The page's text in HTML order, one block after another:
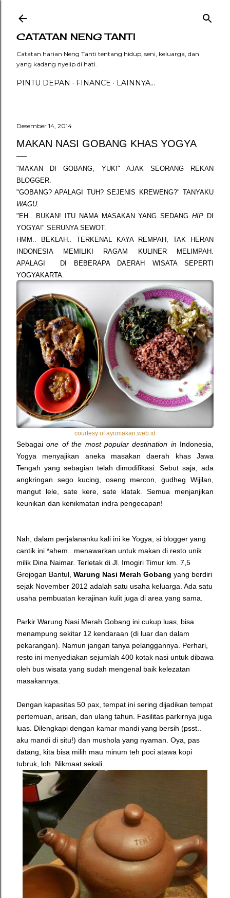
CATATAN NENG TANTI
Catatan harian Neng Tanti tentang hidup, seni, keluarga, dan
yang kadang nyelip di hati.
PINTU DEPAN FINANCE LAINNYA…
Desember 14, 2014
MAKAN NASI GOBANG KHAS YOGYA
"MAKAN DI GOBANG, YUK!" AJAK SEORANG REKAN
BLOGGER.
"GOBANG? APALAGI TUH? SEJENIS KREWENG?" TANYAKU
WAGU.
"EH.. BUKAN! ITU NAMA MASAKAN YANG SEDANGHIP DI
YOGYA!" SERUNYA SEWOT.
HMM.. BEKLAH.. TERKENAL KAYA REMPAH, TAK HERAN
INDONESIA MEMILIKI RAGAM KULINER MELIMPAH.
APALAGI DI BEBERAPA DAERAH WISATA SEPERTI
YOGYAKARTA.
courtesy of ayomakan.web.id
Sebagaione of the most popular destination inIndonesia,
Yogya menyajikan aneka masakan daerah khas Jawa
Tengah yang sebagian telah dimodifikasi. Sebut saja, ada
angkringan sego kucing, oseng mercon, gudheg Wijilan,
mangut lele, sate kere, sate klatak. Semua menjanjikan
keunikan dan kenikmatan indra pengecapan!
Nah, dalam perjalananku kali ini ke Yogya, si blogger yang
cantik ini *ahem.. menawarkan untuk makan di resto unik
milik Dina Naimar. Terletak di Jl. Imogiri Timur km. 7,5
Grojogan Bantul, Warung Nasi Merah Gobang yang berdiri
sejak November 2012 adalah satu usaha keluarga. Ada satu
usaha pembuatan kerajinan kulit juga di area yang sama.
Parkir Warung Nasi Merah Gobang ini cukup luas, bisa
menampung sekitar 12 kendaraan (di luar dan dalam
pekarangan). Namun jangan tanya pelanggannya. Perhari,
resto ini menyediakan sejumlah 400 kotak nasi untuk dibawa
oleh bus wisata yang sudah mengenal baik kelezatan
masakannya.
Dengan kapasitas 50 pax, tempat ini sering dijadikan tempat
pertemuan, arisan, dan ulang tahun. Fasilitas parkirnya juga
luas. Dilengkapi dengan kamar mandi yang bersih (psst..
aku mandi di situ!) dan mushola yang nyaman. Oya, pas
datang, kita bisa milih mau minum teh poci atawa kopi
tubruk, loh. Nikmaat sekali...